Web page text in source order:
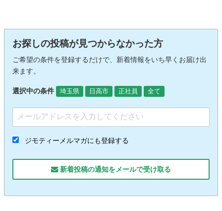
お探しの投稿が見つからなかった方
ご希望の条件を登録するだけで、新着情報をいち早くお届け出
来ます。
選択中の条件 埼玉県 日高市 正社員 全て
ジモティーメルマガにも登録する
新着投稿の通知をメールで受け取る